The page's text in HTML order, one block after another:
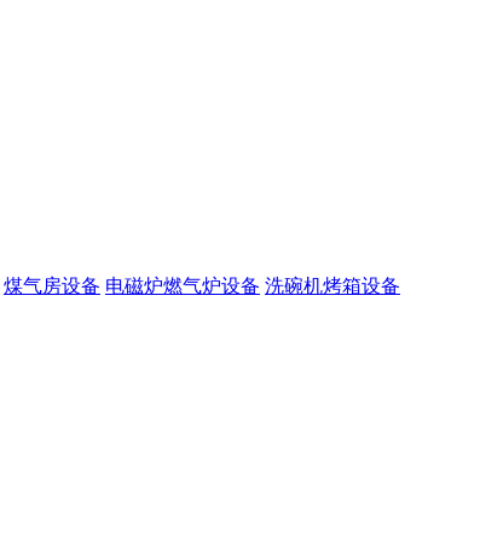
煤气房设备 电磁炉燃气炉设备 洗碗机烤箱设备